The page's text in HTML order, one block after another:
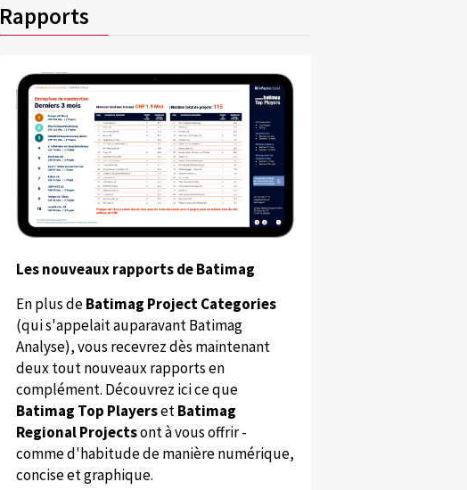
Rapports
Les nouveaux rapports de Batimag
En plus deBatimag Project Categories
(qui s'appelait auparavant Batimag
Analyse), vous recevrez dès maintenant
deux tout nouveaux rapports en
complément. Découvrez ici ce que
Batimag Top PlayersetBatimag
Regional Projectsont à vous offrir -
comme d'habitude de manière numérique,
concise et graphique.